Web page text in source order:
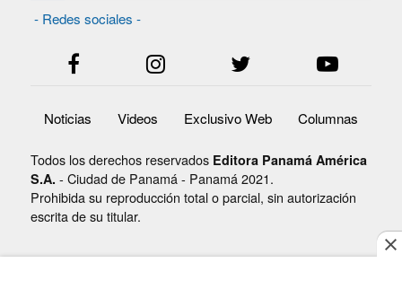
- Redes sociales -
Noticias Videos Exclusivo Web Columnas
Todos los derechos reservados Editora Panamá América
S.A. - Ciudad de Panamá - Panamá 2021.
Prohibida su reproducción total o parcial, sin autorización
escrita de su titular.